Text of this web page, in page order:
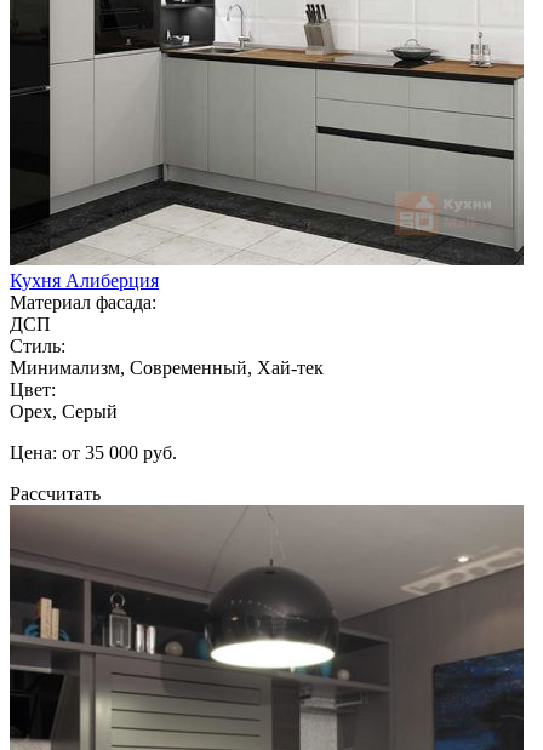
Кухня Алиберция
Материал фасада:
ДСП
Стиль:
Минимализм, Современный, Хай-тек
Цвет:
Орех, Серый
Цена: от 35 000 руб.
Рассчитать